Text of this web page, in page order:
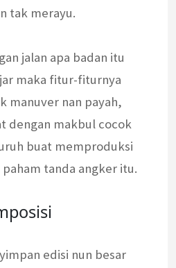
tak merayu.
jalan apa badan itu
maka fitur-fiturnya
manuver nan payah,
dengan makbul cocok
buat memproduksi
tanda angker itu.
edisi nun besar